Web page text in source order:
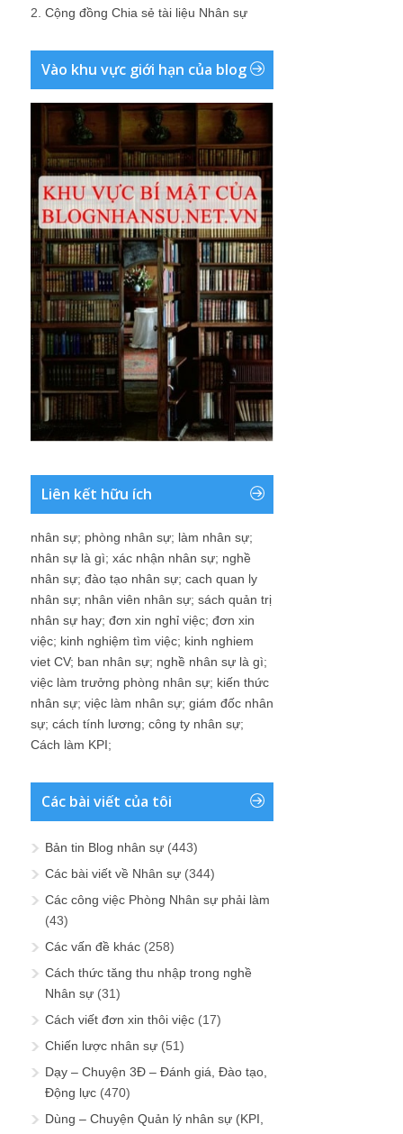
2. Cộng đồng Chia sẻ tài liệu Nhân sự
Vào khu vực giới hạn của blog
Liên kết hữu ích
nhân sự; phòng nhân sự; làm nhân sự;
nhân sự là gì; xác nhận nhân sự; nghề
nhân sự; đào tạo nhân sự; cach quan ly
nhân sự; nhân viên nhân sự; sách quản trị
nhân sự hay; đơn xin nghỉ việc; đơn xin
việc; kinh nghiệm tìm việc; kinh nghiem
viet CV; ban nhân sự; nghề nhân sự là gì;
việc làm trưởng phòng nhân sự; kiến thức
nhân sự; việc làm nhân sự; giám đốc nhân
sự; cách tính lương; công ty nhân sự;
Cách làm KPI;
Các bài viết của tôi
Bản tin Blog nhân sự (443)
Các bài viết về Nhân sự (344)
Các công việc Phòng Nhân sự phải làm
(43)
Các vấn đề khác (258)
Cách thức tăng thu nhập trong nghề
Nhân sự (31)
Cách viết đơn xin thôi việc (17)
Chiến lược nhân sự (51)
Dạy – Chuyện 3Đ – Đánh giá, Đào tạo,
Động lực (470)
Dùng – Chuyện Quản lý nhân sự (KPI,